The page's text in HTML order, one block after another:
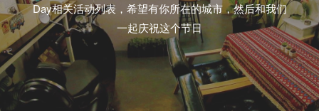
Day相关活动列表，希望有你所在的城市，然后和我们
一起庆祝这个节日